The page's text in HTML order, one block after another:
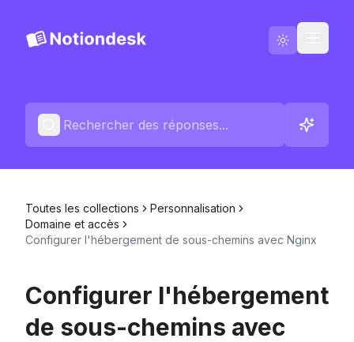
Blog
Français
Changelog
Toutes les collections
Personnalisation
Domaine et accès
Configurer l'hébergement de sous-chemins avec Nginx
Configurer l'hébergement
de sous-chemins avec